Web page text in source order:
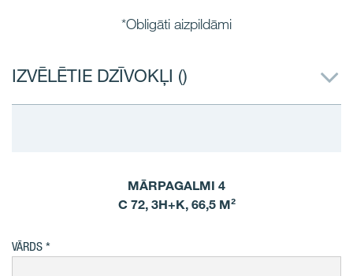
*Obligāti aizpildāmi
IZVĒLĒTIE DZĪVOKĻI ()
MĀRPAGALMI 4
C 72, 3H+K, 66,5 M²
VĀRDS